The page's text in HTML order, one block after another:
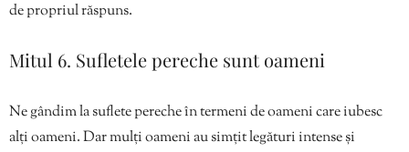
de propriul răspuns.
Mitul 6. Sufletele pereche sunt oameni
Ne gândim la suflete pereche în termeni de oameni care iubesc
alți oameni. Dar mulți oameni au simțit legături intense și